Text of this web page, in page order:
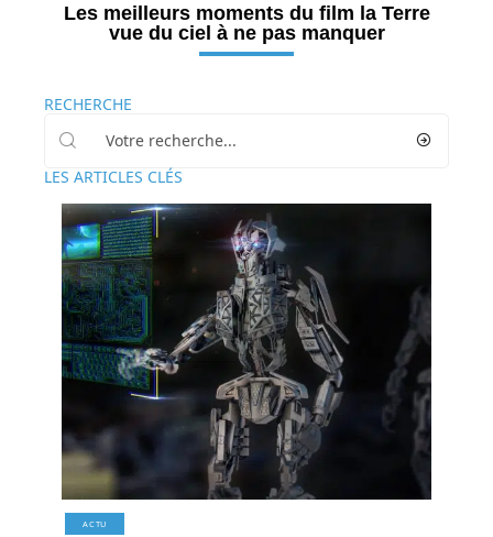
Les meilleurs moments du film la Terre
vue du ciel à ne pas manquer
RECHERCHE
LES ARTICLES CLÉS
ACTU